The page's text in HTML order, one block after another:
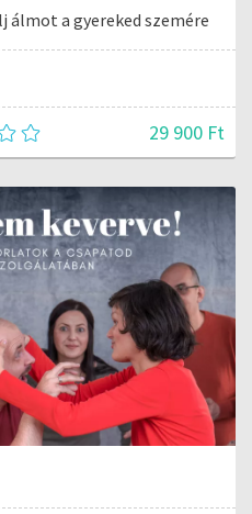
álmot a gyereked szemére
29 900 Ft